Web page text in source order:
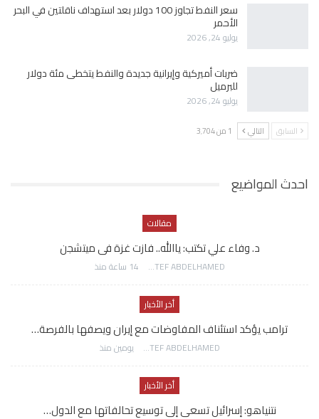
سعر النفط تجاوز 100 دولار بعد استهداف ناقلتين في البحر
الأحمر
يوليو 24, 2026
ضربات أميركية وإيرانية جديدة والنفط يتخطى مئة دولار
للبرميل
يوليو 24, 2026
السابق التالي 1 من 3٬704
احدث المواضيع
مقالات
د. وفاء علي تكتب: ياالله.. فازت غزة فى ميتشجن
AWATEF ABDELHAMED 14 ساعة منذ
أخر الأخبار
ترامب يؤكد استئناف المفاوضات مع إيران ويصفها بالفرصة…
AWATEF ABDELHAMED يومين منذ
أخر الأخبار
نتنياهو: إسرائيل تسعى إلى توسيع تحالفاتها مع الدول…